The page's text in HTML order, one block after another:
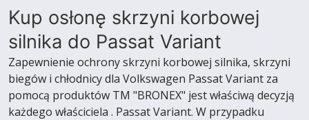
Kup osłonę skrzyni korbowej
silnika do Passat Variant
Zapewnienie ochrony skrzyni korbowej silnika, skrzyni
biegów i chłodnicy dla Volkswagen Passat Variant za
pomocą produktów TM "BRONEX" jest właściwą decyzją
każdego właściciela . Passat Variant. W przypadku